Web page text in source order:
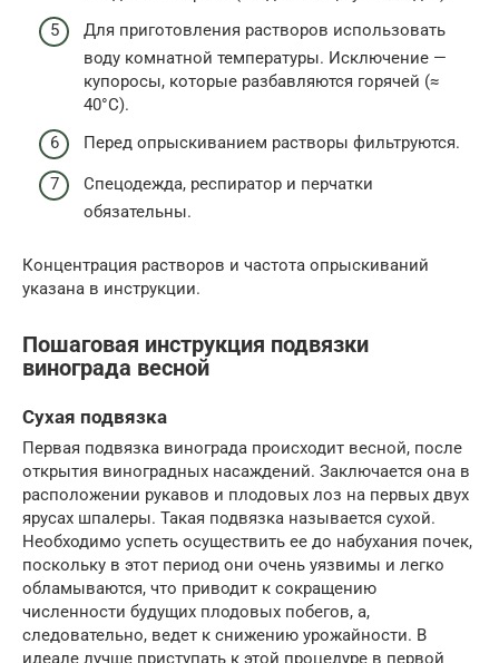
Для приготовления растворов использовать
воду комнатной температуры. Исключение —
купоросы, которые разбавляются горячей (≈
40°С).
Перед опрыскиванием растворы фильтруются.
Спецодежда, респиратор и перчатки
обязательны.
Концентрация растворов и частота опрыскиваний
указана в инструкции.
Пошаговая инструкция подвязки
винограда весной
Сухая подвязка
Первая подвязка винограда происходит весной, после
открытия виноградных насаждений. Заключается она в
расположении рукавов и плодовых лоз на первых двух
ярусах шпалеры. Такая подвязка называется сухой.
Необходимо успеть осуществить ее до набухания почек,
поскольку в этот период они очень уязвимы и легко
обламываются, что приводит к сокращению
численности будущих плодовых побегов, а,
следовательно, ведет к снижению урожайности. В
идеале лучше приступать к этой процедуре в первой